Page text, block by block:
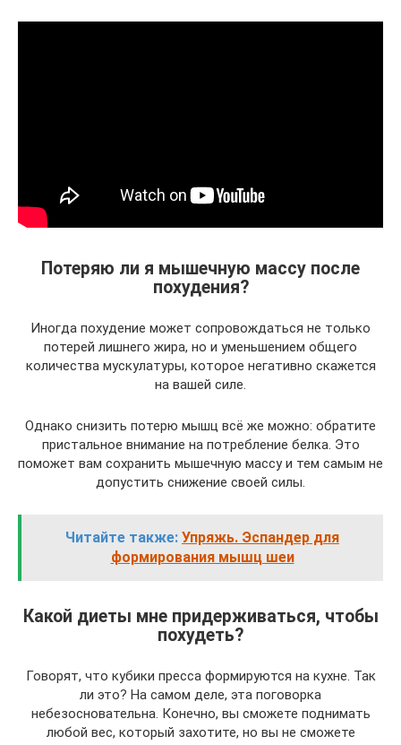
Потеряю ли я мышечную массу после
похудения?
Иногда похудение может сопровождаться не только
потерей лишнего жира, но и уменьшением общего
количества мускулатуры, которое негативно скажется
на вашей силе.
Однако снизить потерю мышц всё же можно: обратите
пристальное внимание на потребление белка. Это
поможет вам сохранить мышечную массу и тем самым не
допустить снижение своей силы.
Читайте также: Упряжь. Эспандер для
формирования мышц шеи
Какой диеты мне придерживаться, чтобы
похудеть?
Говорят, что кубики пресса формируются на кухне. Так
ли это? На самом деле, эта поговорка
небезосновательна. Конечно, вы сможете поднимать
любой вес, который захотите, но вы не сможете